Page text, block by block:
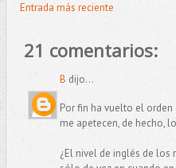
Entrada más reciente
21 comentarios:
B dijo...
Por fin ha vuelto el orden
me apetecen, de hecho,
¿El nivel de inglés de los